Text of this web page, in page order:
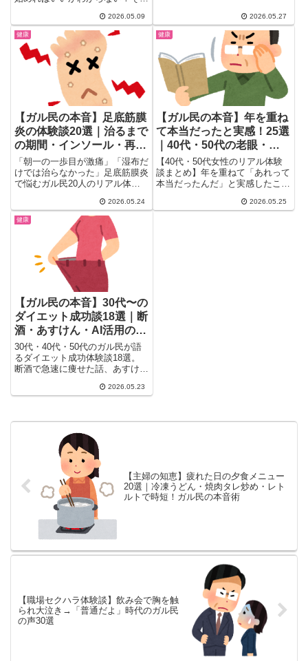
2026.05.09 2026.05.27
健康
【ガル民の本音】足底筋膜
炎の体験談20選｜治るまで
の期間・インソール・再発
防止のコツ
「朝一の一歩目が激痛」「湿布だ
けでは治らなかった」足底筋膜炎
で悩むガル民20人のリアル体験
療法（衝撃波・インソール）・お
すすめ靴・ストレッチ・再発防止
まで、同じ悩みを持つ女性に役立
つ情報を凝縮しました。
2026.05.24
健康
【ガル民の本音】年を重ね
て本当だったと実感！25選
｜40代・50代の老眼・更
年期・白髪のリアル体験談
【40代・50代女性のリアル体験
談まとめ】年を重ねて「あれって
本当だったんだ」と実感したこと
髪・筋肉痛が翌々日・痩せにく
2026.05.25
健康
【ガル民の本音】30代〜の
ダイエット成功談18選｜断
酒・あすけん・AI活用のリ
アル
30代・40代・50代のガル民が語
るダイエット成功体験談18選。
断酒で急速に痩せた話、あすけん
ChatGPT・Geminiにメニュー提
続のコツを徹底まとめ。リバウン
ドを繰り返した経験者のリアルな
2026.05.23
【主婦の知恵】疲れた日の夕食メニュー
20選｜冷凍うどん・焼肉タレ炒め・レト
ルトで時短！ガル民の本音術
【職場セクハラ体験談】飲み会で胸を触
られ大泣き→「普通だよ」時代のガル民
の声30選